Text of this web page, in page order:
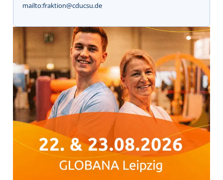
mailto:fraktion@cducsu.de